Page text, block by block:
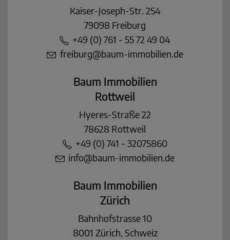
Kaiser-Joseph-Str. 254
79098 Freiburg
+49 (0) 761 - 55 72 49 04
freiburg@baum-immobilien.de
Baum Immobilien
Rottweil
Hyeres-Straße 22
78628 Rottweil
+49 (0) 741 - 32075860
info@baum-immobilien.de
Baum Immobilien
Zürich
Bahnhofstrasse 10
8001 Zürich, Schweiz